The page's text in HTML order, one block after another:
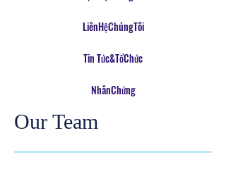
LiênHệChúngTôi
Tin Tức&TổChức
NhânChứng
Our Team